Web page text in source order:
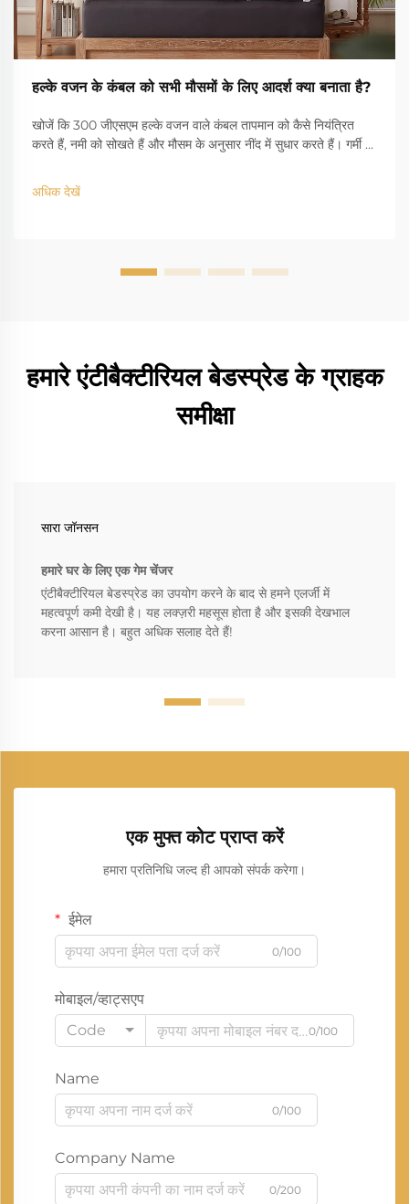
हल्के वजन के कंबल को सभी मौसमों के लिए आदर्श क्या बनाता है?
खोजें कि 300 जीएसएम हल्के वजन वाले कंबल तापमान को कैसे नियंत्रित
करते हैं, नमी को सोखते हैं और मौसम के अनुसार नींद में सुधार करते हैं। गर्मी में
अधिक देखें
हमारे एंटीबैक्टीरियल बेडस्प्रेड के ग्राहक
समीक्षा
सारा जॉनसन
हमारे घर के लिए एक गेम चेंजर
एंटीबैक्टीरियल बेडस्प्रेड का उपयोग करने के बाद से हमने एलर्जी में
महत्वपूर्ण कमी देखी है। यह लक्ज़री महसूस होता है और इसकी देखभाल
करना आसान है। बहुत अधिक सलाह देते हैं!
एक मुफ्त कोट प्राप्त करें
हमारा प्रतिनिधि जल्द ही आपको संपर्क करेगा।
ईमेल
0/100
मोबाइल/व्हाट्सएप
Code
0/100
Name
0/100
Company Name
0/200